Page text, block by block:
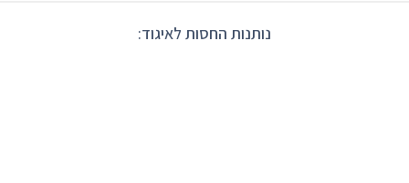
נותנות החסות לאיגוד: